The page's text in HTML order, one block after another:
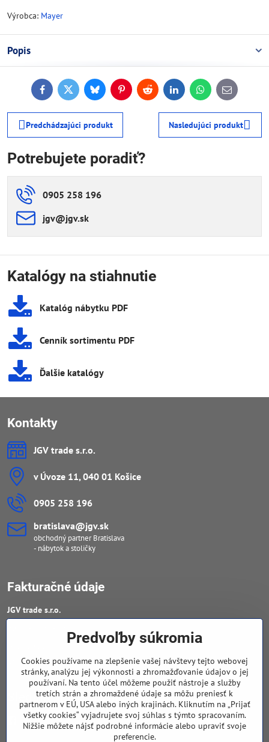
Výrobca: Mayer
Popis
FacebookTwitterBlueskyPinterestReddit LinkedInWhatsApp
E-
mail
Predchádzajúci produkt Nasledujúci produkt
Potrebujete poradiť?
0905 258 196
jgv​@jgv​.sk
Katalógy na stiahnutie
Katalóg nábytku PDF
Cenník sortimentu PDF
Ďalšie katalógy
Kontakty
JGV trade s​.r​.o​.
v Úvoze 11, 040 01 Košice
0905 258 196
bratislava​@jgv​.sk
obchodný partner Bratislava
- nábytok a stoličky
Fakturačné údaje
JGV trade s​.r​.o​.
DIČ : 20223652906
IČ DPH : SK 2023652906
Sledujte naše novinky
Facebook
Predvoľby súkromia
Cookies používame na zlepšenie vašej návštevy tejto webovej
stránky, analýzu jej výkonnosti a zhromažďovanie údajov o jej
používaní. Na tento účel môžeme použiť nástroje a služby
tretích strán a zhromaždené údaje sa môžu preniesť k
partnerom v EÚ, USA alebo iných krajinách. Kliknutím na „Prijať
všetky cookies“ vyjadrujete svoj súhlas s týmto spracovaním.
Nižšie môžete nájsť podrobné informácie alebo upraviť svoje
preferencie.